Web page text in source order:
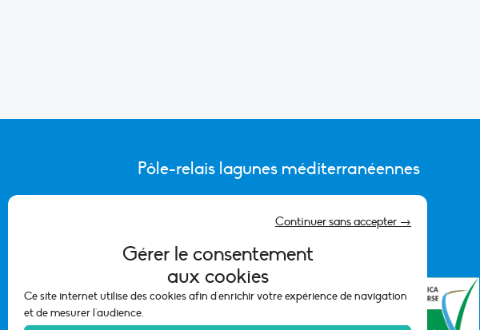
Gérer le consentement
aux cookies
Ce site internet utilise des cookies afin d'enrichir votre expérience de navigation
et de mesurer l'audience.
Continuer sans accepter →
Pôle-relais lagunes méditerranéennes
CONTACTER L’ÉQUIPE DU PÔLE